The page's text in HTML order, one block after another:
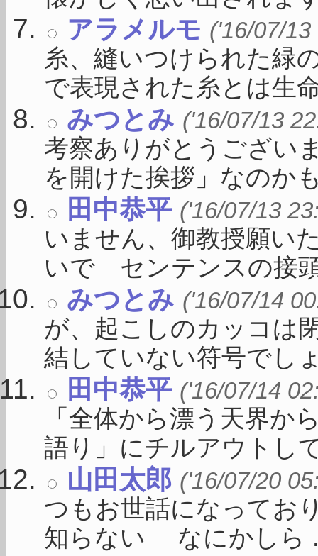
アラメルモ ('16/07/
糸、縫いつけられた緑
で表現された糸とは生
みつとみ ('16/07/13
考察ありがとうござい
を開けた挨拶」なのか
田中恭平 ('16/07/13
いません、御教授願い
いで センテンスの接
みつとみ ('16/07/14
が、起こしのカッコは
結していない符号でし
田中恭平 ('16/07/14
「全体から漂う天界か
語り」にチルアウトし
山田太郎 ('16/07/20
つもお世話になって
知らない なにかしら